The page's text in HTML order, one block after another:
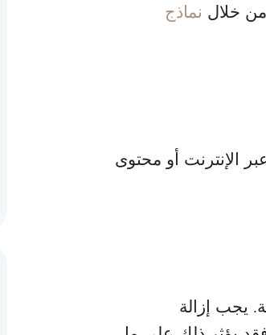
خلال نماذج
الإنترنت أو محتوى
يجب إزالة